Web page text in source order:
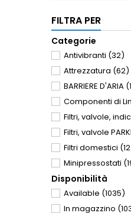
FILTRA PER
Categorie
Antivibranti (32)
Attrezzatura (62)
BARRIERE D'ARIA
Componenti di
Filtri, valvole,
Filtri, valvole
Filtri domestici
Minipressostati
Motorini assiali,
Disponibilità
Available (1035)
In magazzino